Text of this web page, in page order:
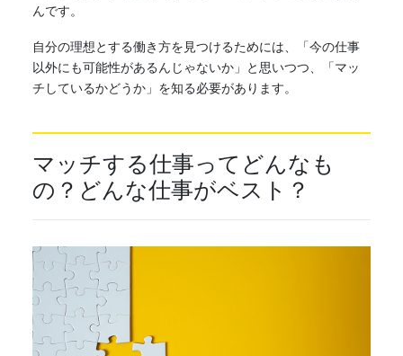
んです。
自分の理想とする働き方を見つけるためには、「今の仕事
以外にも可能性があるんじゃないか」と思いつつ、「マッ
チ しているかどうか」を知る必要があります。
マッチする仕事ってどんなも
の？どんな仕事がベスト？